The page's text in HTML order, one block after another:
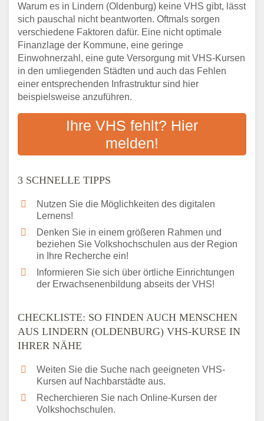
Lindern (Oldenburg) VHS-Kurse in Ihrer
Nähe
Abendschule in der Region rund um Lindern
(Oldenburg)
VHS steht für Erwachsenenbildung
Online-Kurse: Alternative Angebote zum
VHS-Kurs
Checkliste: Darauf kommt es bei
Bildungsangeboten an
Das bundesweite Volkshochschulwesen
Warum es in Lindern (Oldenburg) keine VHS gibt, lässt
sich pauschal nicht beantworten. Oftmals sorgen
verschiedene Faktoren dafür. Eine nicht optimale
Finanzlage der Kommune, eine geringe
Einwohnerzahl, eine gute Versorgung mit VHS-Kursen
in den umliegenden Städten und auch das Fehlen
einer entsprechenden Infrastruktur sind hier
beispielsweise anzuführen.
Ihre VHS fehlt? Hier
melden!
3 SCHNELLE TIPPS
Nutzen Sie die Möglichkeiten des digitalen
Lernens!
Denken Sie in einem größeren Rahmen und
beziehen Sie Volkshochschulen aus der Region
in Ihre Recherche ein!
Informieren Sie sich über örtliche Einrichtungen
der Erwachsenenbildung abseits der VHS!
CHECKLISTE: SO FINDEN AUCH MENSCHEN
AUS LINDERN (OLDENBURG) VHS-KURSE IN
IHRER NÄHE
Weiten Sie die Suche nach geeigneten VHS-
Kursen auf Nachbarstädte aus.
Recherchieren Sie nach Online-Kursen der
Volkshochschulen.